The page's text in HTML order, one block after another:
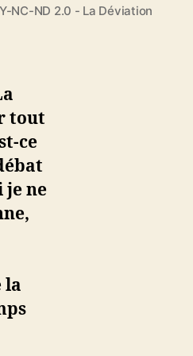
p
t
p
C
o
i
n
NC-ND 2.0 - La Déviation
tout
ce
je ne
la